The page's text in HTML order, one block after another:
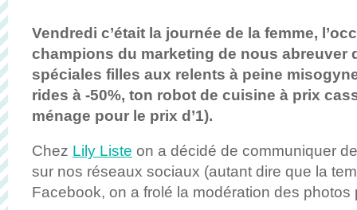
Vendredi c’était la journée de la femme,
champions du marketing de nous abreuver
spéciales filles aux relents à peine
rides à -50%, ton robot de cuisine à prix
ménage pour le prix d’1).
Chez Lily Liste on a décidé de communiquer
sur nos réseaux sociaux (autant dire que la
Facebook, on a frolé la modération des photos